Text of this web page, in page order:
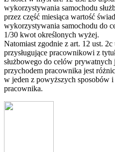
wykorzystywania samochodu
przez część miesiąca wartość
wykorzystywania samochodu do
1/30 kwot określonych wyżej.
Natomiast zgodnie z art. 12 ust.
przysługujące pracownikowi z
służbowego do celów prywatnych
przychodem pracownika jest
w jeden z powyższych sposobów i
pracownika.